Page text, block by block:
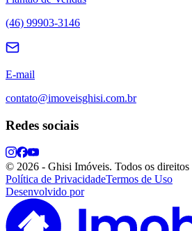
(46) 99903-3146
E-mail
contato@imoveisghisi.com.br
Redes sociais
© 2026 - Ghisi Imóveis. Todos os direitos
Política de PrivacidadeTermos de Uso
Desenvolvido por